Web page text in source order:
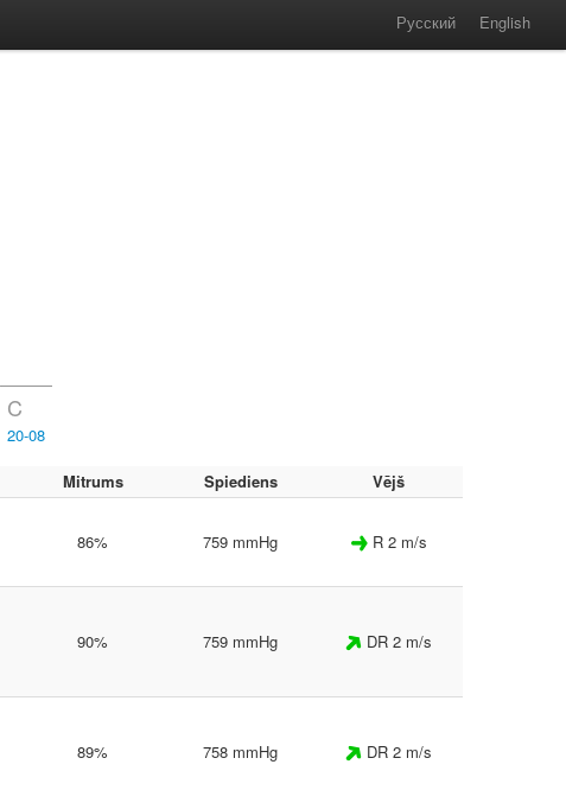
Русский English
C
20-08
Mitrums Spiediens Vējš
86% 759 mmHg R 2 m/s
90% 759 mmHg DR 2 m/s
89% 758 mmHg DR 2 m/s